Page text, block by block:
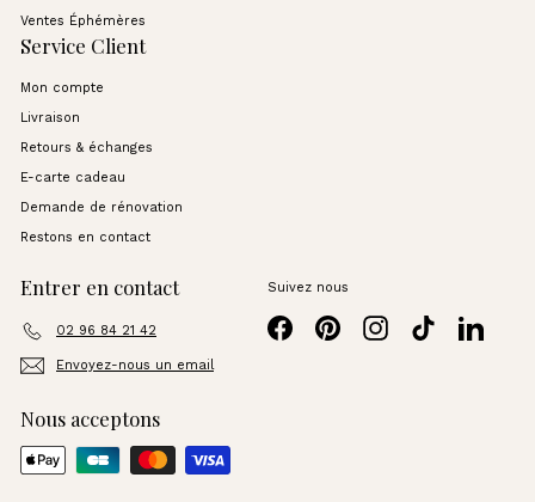
Ventes Éphémères
Service Client
Mon compte
Livraison
Retours & échanges
E-carte cadeau
Demande de rénovation
Restons en contact
Entrer en contact
02 96 84 21 42
Envoyez-nous un email
Suivez nous
FacebookPinterestInstagramTikTok
Nous acceptons